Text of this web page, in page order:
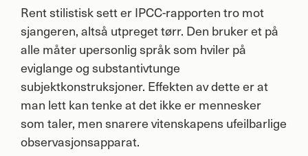
Rent stilistisk sett erIPCC-rapporten tro mot
sjangeren, altså utpreget tørr. Den bruker et på
alle måter upersonlig språk som hviler på
eviglange og substantivtunge
subjektkonstruksjoner. Effekten av dette er at
man lett kan tenke at det ikke er mennesker
som taler, men snarere vitenskapens ufeilbarlige
observasjonsapparat.